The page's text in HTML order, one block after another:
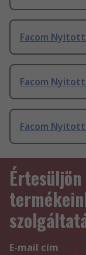
Facom Nyitott
Facom Nyitott
Facom Nyitott
E-mail cím